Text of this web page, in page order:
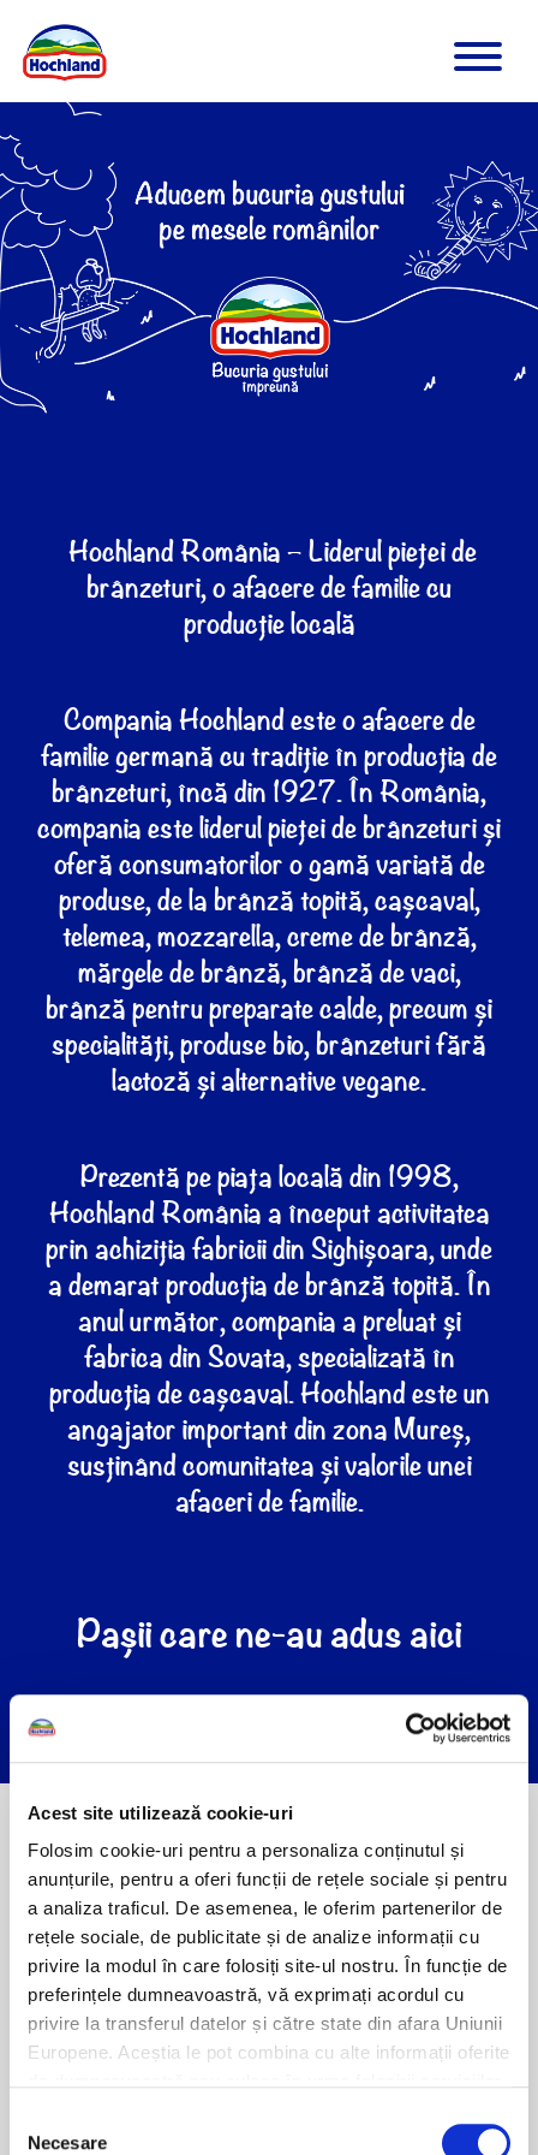
Acest site utilizează cookie-uri
Folosim cookie-uri pentru a personaliza conținutul și
anunțurile, pentru a oferi funcții de rețele sociale și pentru
a analiza traficul. De asemenea, le oferim partenerilor de
rețele sociale, de publicitate și de analize informații cu
privire la modul în care folosiți site-ul nostru. În funcție de
preferințele dumneavoastră, vă exprimați acordul cu
privire la transferul datelor și către state din afara Uniunii
Europene. Aceștia le pot combina cu alte informații oferite
Politica de confidențialitate
consimțământului
Necesare
Hochland România – Liderul pieței de
brânzeturi, o afacere de familie cu
producție locală
Compania Hochland este o afacere de
familie germană cu tradiție în producția de
brânzeturi, încă din 1927. În România,
compania este liderul pieței de brânzeturi și
oferă consumatorilor o gamă variată de
produse, de la brânză topită, cașcaval,
telemea, mozzarella, creme de brânză,
mărgele de brânză, brânză de vaci,
brânză pentru preparate calde, precum și
specialități, produse bio, brânzeturi fără
lactoză și alternative vegane.
Prezentă pe piața locală din 1998,
Hochland România a început activitatea
prin achiziția fabricii din Sighișoara, unde
a demarat producția de brânză topită. În
anul următor, compania a preluat și
fabrica din Sovata, specializată în
producția de cașcaval. Hochland este un
angajator important din zona Mureș,
susținând comunitatea și valorile unei
afaceri de familie.
Pașii care ne-au adus aici